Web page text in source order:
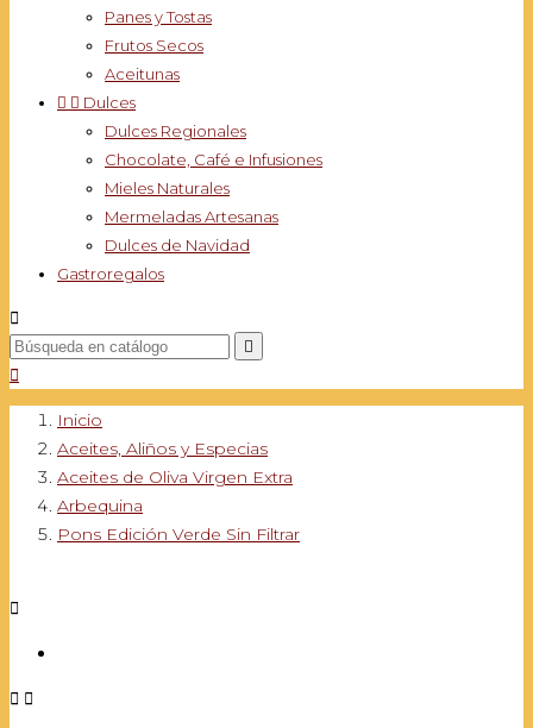
Panes y Tostas
Frutos Secos
Aceitunas
  Dulces
Dulces Regionales
Chocolate, Café e Infusiones
Mieles Naturales
Mermeladas Artesanas
Dulces de Navidad
Gastroregalos



Inicio
Aceites, Aliños y Especias
Aceites de Oliva Virgen Extra
Arbequina
Pons Edición Verde Sin Filtrar

 